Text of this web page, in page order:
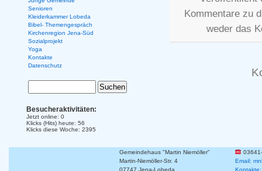
Kommentare zu
weder das
Senioren
Kleiderkammer Lobeda
Bibel- Themengespräch
Kirchenregion Jena-Süd
Sozialprojekt
Yoga
Kontakte
Datenschutz
Besucheraktivitäten:
Jetzt online: 0
Klicks (Hits) heute: 56
Klicks diese Woche: 2395
Gemeindehaus "Martin Niemöller"
Martin-Niemöller-Str. 4
Email:
07747 Jena-Lobeda